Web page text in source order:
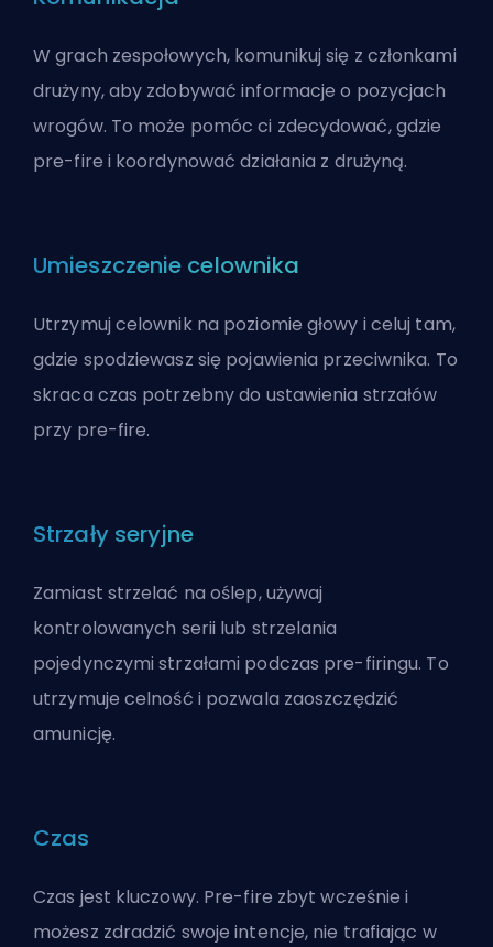
W grach zespołowych, komunikuj się z członkami
drużyny, aby zdobywać informacje o pozycjach
wrogów. To może pomóc ci zdecydować, gdzie
pre-fire i koordynować działania z drużyną.
Umieszczenie celownika
Utrzymuj celownik na poziomie głowy i celuj tam,
gdzie spodziewasz się pojawienia przeciwnika. To
skraca czas potrzebny do ustawienia strzałów
przy pre-fire.
Strzały seryjne
Zamiast strzelać na oślep, używaj
kontrolowanych serii lub strzelania
pojedynczymi strzałami podczas pre-firingu. To
utrzymuje celność i pozwala zaoszczędzić
amunicję.
Czas
Czas jest kluczowy. Pre-fire zbyt wcześnie i
możesz zdradzić swoje intencje, nie trafiając w